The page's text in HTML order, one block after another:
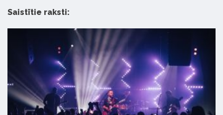
Saistītie raksti: